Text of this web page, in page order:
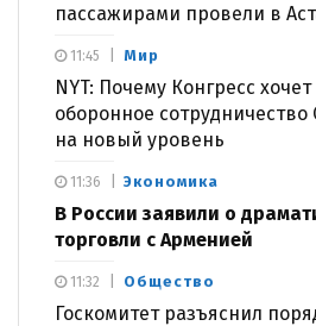
пассажирами провели в
Мир
NYT: Почему Конгресс
оборонное
на новый уровень
11:45
Экономика
В России заявили о
торговли с Арменией
11:36
Общество
Госкомитет разъяснил
11:32